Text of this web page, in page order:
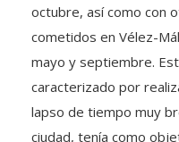
octubre, así como con
cometidos en Vélez-
mayo y septiembre.
caracterizado por
lapso de tiempo muy
ciudad, tenía como